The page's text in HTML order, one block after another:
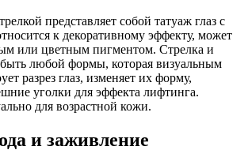
представляет собой татуаж глаз с
к декоративному эффекту, может
или цветным пигментом. Стрелка и
любой формы, которая визуальным
разрез глаз, изменяет их форму,
уголки для эффекта лифтинга.
для возрастной кожи.
и заживление